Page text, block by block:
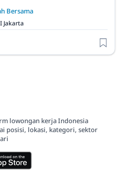
Bersama
Jakarta
lowongan kerja Indonesia
posisi, lokasi, kategori, sektor